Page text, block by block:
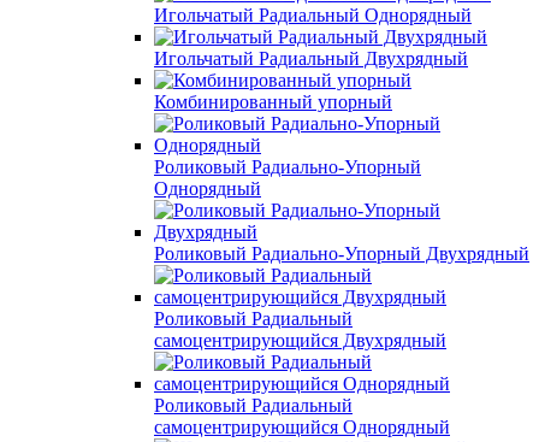
Игольчатый Радиальный Однорядный
Игольчатый Радиальный Двухрядный
Комбинированный упорный
Роликовый Радиально-Упорный
Однорядный
Роликовый Радиально-Упорный Двухрядный
Роликовый Радиальный
самоцентрирующийся Двухрядный
Роликовый Радиальный
самоцентрирующийся Однорядный